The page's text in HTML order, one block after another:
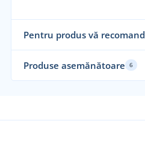
Pentru produs vă
Produse asemănătoare 6